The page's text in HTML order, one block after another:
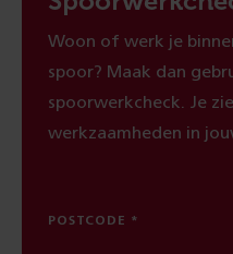
Woon of werk je
spoor? Maak dan
spoorwerkcheck. Je
werkzaamheden in
POSTCODE